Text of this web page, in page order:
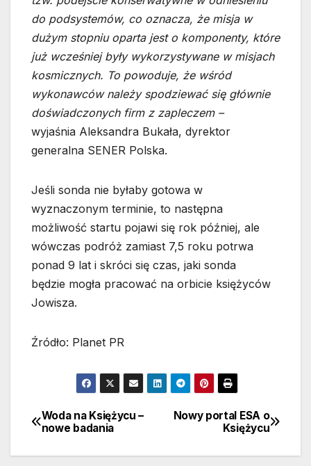
do podsystemów, co oznacza, że misja w
dużym stopniu oparta jest o komponenty, które
już wcześniej były wykorzystywane w misjach
kosmicznych. To powoduje, że wśród
wykonawców należy spodziewać się głównie
doświadczonych firm z zapleczem –
wyjaśnia Aleksandra Bukała, dyrektor
generalna SENER Polska.
Jeśli sonda nie byłaby gotowa w
wyznaczonym terminie, to następna
możliwość startu pojawi się rok później, ale
wówczas podróż zamiast 7,5 roku potrwa
ponad 9 lat i skróci się czas, jaki sonda
będzie mogła pracować na orbicie księżyców
Jowisza.
Źródło: Planet PR
Nawigacja
wpisu
Nowy portal ESA o
Księżycu
Woda na Księżycu –
nowe badania